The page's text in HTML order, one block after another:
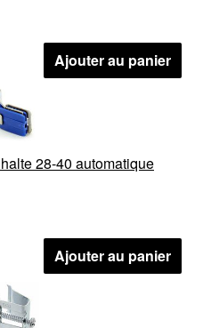
Ajouter au panier
28-40 automatique
Ajouter au panier